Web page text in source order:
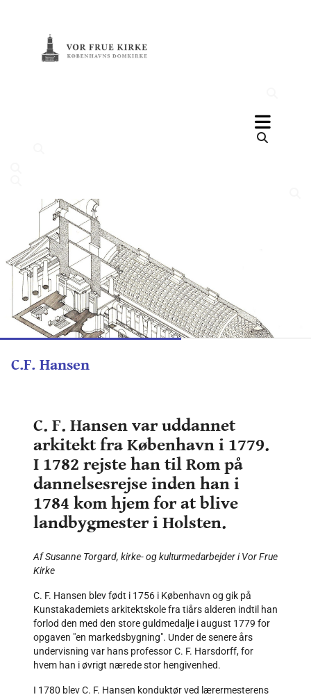
C.F. Hansen
C. F. Hansen var uddannet
arkitekt fra København i 1779.
I 1782 rejste han til Rom på
dannelsesrejse inden han i
1784 kom hjem for at blive
landbygmester i Holsten.
Af Susanne Torgard, kirke- og kulturmedarbejder i Vor Frue
Kirke
C. F. Hansen blev født i 1756 i København og gik på
Kunstakademiets arkitektskole fra tiårs alderen indtil han
forlod den med den store guldmedalje i august 1779 for
opgaven "en markedsbygning". Under de senere års
undervisning var hans professor C. F. Harsdorff, for
hvem han i øvrigt nærede stor hengivenhed.
I 1780 blev C. F. Hansen konduktør ved lærermesterens